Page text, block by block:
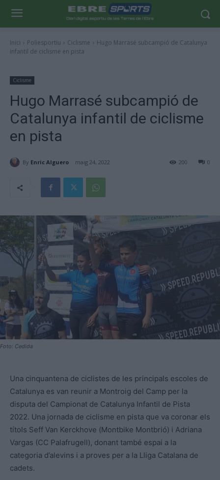
Inici Poliesportiu Ciclisme
Hugo Marrasé subcampió de Catalunya
infantil de ciclisme en pista
Ciclisme
Hugo Marrasé subcampió de
Catalunya infantil de ciclisme
en pista
By Enric Alguero maig 24, 2022 0
200
Foto: Cedida
Una cinquantena de ciclistes de les principals escoles de
Catalunya es van reunir a Montroig del Camp per la
disputa del Campionat de Catalunya Infantil de Pista
2022. Una jornada de ciclisme en pista que va coronar els
títols Seff Van Kerckhove (Montbike Montbrió) i Adriana
Vargas (CC Palafrugell), donant també espai a la
categoria d’alevins i a proves per a la Lliga Catalana de
cadets.